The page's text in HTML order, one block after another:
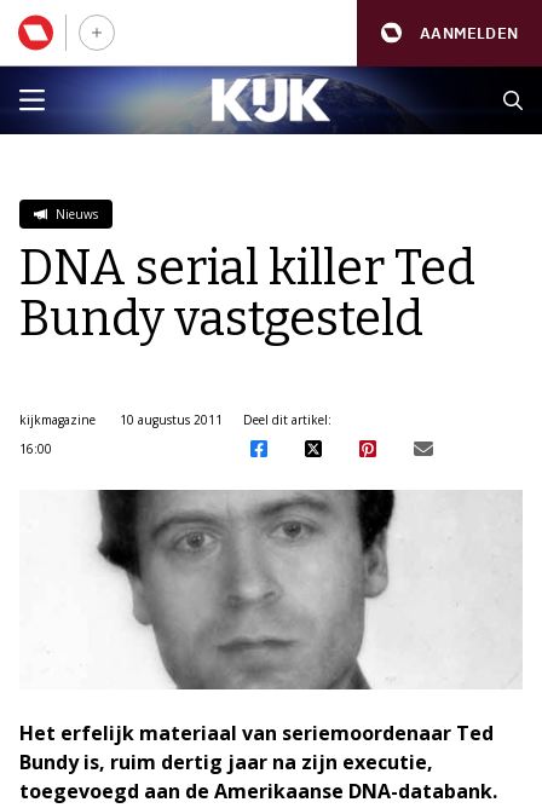
AANMELDEN
Nieuws
DNA serial killer Ted
Bundy vastgesteld
kijkmagazine
10 augustus 2011
16:00
Deel dit artikel:
Het erfelijk materiaal van seriemoordenaar Ted
Bundy is, ruim dertig jaar na zijn executie,
toegevoegd aan de Amerikaanse DNA-databank.